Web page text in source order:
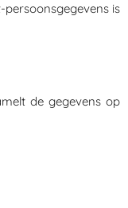
is
de gegevens op